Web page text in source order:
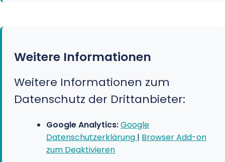
Weitere Informationen
Weitere Informationen zum
Datenschutz der Drittanbieter:
Google Analytics:Google
Datenschutzerklärung | Browser Add-on
zum Deaktivieren